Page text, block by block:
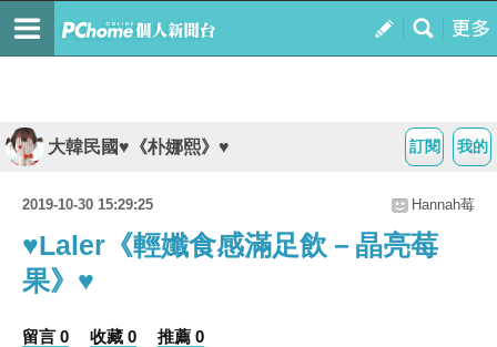
我的
訂閱
大韓民國♥《朴娜熙》♥
2019-10-30 15:29:25 Hannah莓
♥Laler《輕孅食感滿足飲－晶亮莓
果》♥
留言 0 收藏 0 推薦 0